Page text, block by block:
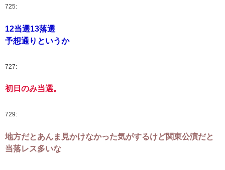
725:
12当選13落選
予想通りというか
727:
初日のみ当選。
729:
地方だとあんま見かけなかった気がするけど関東公演だと
当落レス多いな